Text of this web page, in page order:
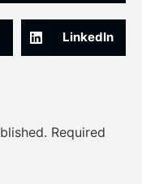
LinkedIn
Required